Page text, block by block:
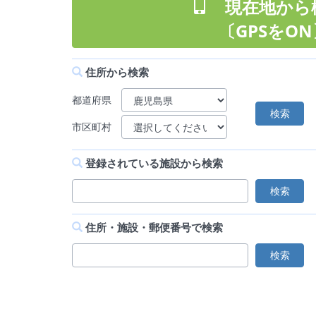
現在地から
〔GPSをON
住所から検索
都道府県
市区町村
登録されている施設から検索
住所・施設・郵便番号で検索